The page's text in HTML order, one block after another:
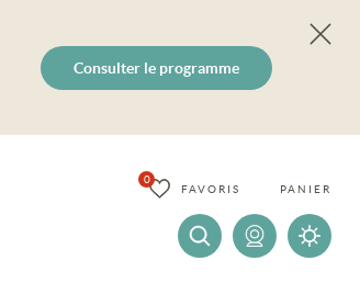
Consulter le programme
FAVORIS
0
PANIER